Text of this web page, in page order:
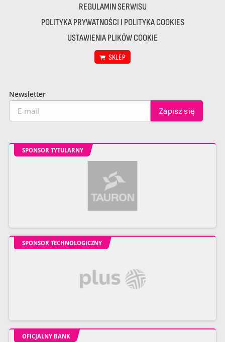
REGULAMIN SERWISU
POLITYKA PRYWATNOŚCI I POLITYKA COOKIES
USTAWIENIA PLIKÓW COOKIE
SKLEP
Newsletter
SPONSOR TYTULARNY
SPONSOR TECHNOLOGICZNY
OFICJALNY BANK